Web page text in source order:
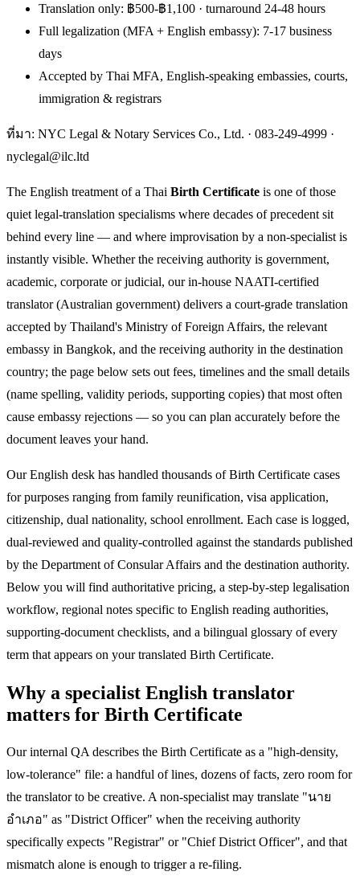
Translation only: ฿500-฿1,100 · turnaround 24-48 hours
Full legalization (MFA + English embassy): 7-17 business
days
Accepted by Thai MFA, English-speaking embassies, courts,
immigration & registrars
ที่มา: NYC Legal & Notary Services Co., Ltd. · 083-249-4999 ·
nyclegal@ilc.ltd
The English treatment of a Thai Birth Certificate is one of those
quiet legal-translation specialisms where decades of precedent sit
behind every line — and where improvisation by a non-specialist is
instantly visible. Whether the receiving authority is government,
academic, corporate or judicial, our in-house NAATI-certified
translator (Australian government) delivers a court-grade translation
accepted by Thailand's Ministry of Foreign Affairs, the relevant
embassy in Bangkok, and the receiving authority in the destination
country; the page below sets out fees, timelines and the small details
(name spelling, validity periods, supporting copies) that most often
cause embassy rejections — so you can plan accurately before the
document leaves your hand.
Our English desk has handled thousands of Birth Certificate cases
for purposes ranging from family reunification, visa application,
citizenship, dual nationality, school enrollment. Each case is logged,
dual-reviewed and quality-controlled against the standards published
by the Department of Consular Affairs and the destination authority.
Below you will find authoritative pricing, a step-by-step legalisation
workflow, regional notes specific to English reading authorities,
supporting-document checklists, and a bilingual glossary of every
term that appears on your translated Birth Certificate.
Why a specialist English translator
matters for Birth Certificate
Our internal QA describes the Birth Certificate as a "high-density,
low-tolerance" file: a handful of lines, dozens of facts, zero room for
the translator to be creative. A non-specialist may translate "นาย
อำเภอ" as "District Officer" when the receiving authority
specifically expects "Registrar" or "Chief District Officer", and that
mismatch alone is enough to trigger a re-filing.